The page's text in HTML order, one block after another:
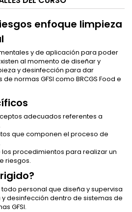
enfoque limpieza
y de aplicación para poder
al momento de diseñar y
y desinfección para dar
normas GFSI como BRCGS Food e
adecuados referentes a
que componen el proceso de
procedimientos para realizar un
riesgos.
personal que diseña y supervisa
desinfección dentro de sistemas de
GFSI.